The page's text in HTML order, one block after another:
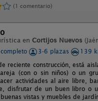
(1 comentario)
en Cortijos Nuevos
3-6 plazas
139
reciente construcción, está
(con o sin niños) o un
actividades al aire libre,
disfrutar de un buen libro o
vistas y muebles de